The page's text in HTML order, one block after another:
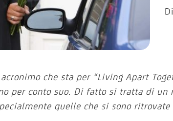
acronimo che sta per “Living Apart
per conto suo. Di fatto si tratta di
quelle che si sono ritrovate